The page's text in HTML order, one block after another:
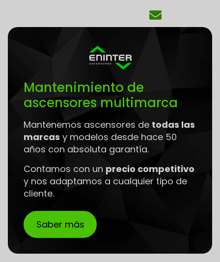
Mantenimiento de
ascensores multimarca
Mantenemos ascensores de todas las
marcas y modelos desde hace 50
años con absoluta garantía.
Contamos con un precio competitivo
y nos adaptamos a cualquier tipo de
cliente.
Saber más